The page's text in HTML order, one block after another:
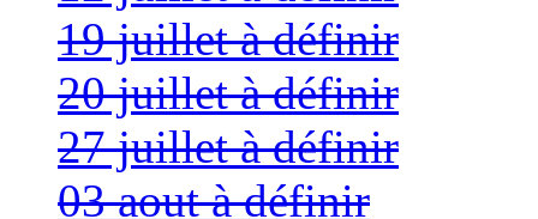
19 juillet à définir
20 juillet à définir
27 juillet à définir
03 aout à définir